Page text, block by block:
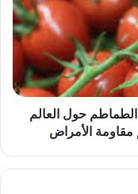
من 30 صنفًا من الطماطم حول العالم
مقاومة الأمراض